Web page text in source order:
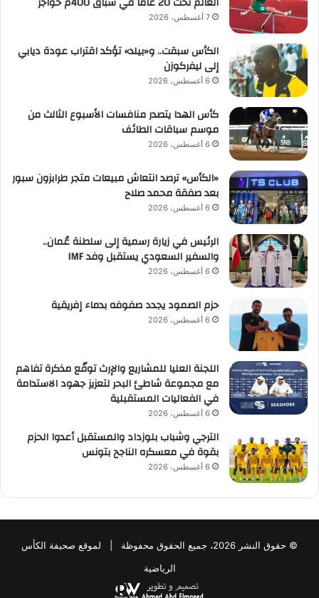
7 أغسطس، 2026
الكأس سبقت.. و«بيلد» تؤكد اقتراب عودة ديابي
إلى ليفركوزن
6 أغسطس، 2026
كأس الهدا يتصدر منافسات الأسبوع الثالث من
موسم سباقات الطائف
6 أغسطس، 2026
«الكأس» ترصد انتعاش مبيعات متجر طرابزون سبور
بعد صفقة محمد صلاح
6 أغسطس، 2026
الرئيس في زيارة رسمية إلى سلطنة عُمان..
والسفير السعودي يستقبل وفد IMF
6 أغسطس، 2026
حزم الصمود يجدد صفوفه بدماء إفريقية
6 أغسطس، 2026
اللجنة العليا للمشاريع والإرث توقّع مذكرة تفاهم
مع مجموعة شاطئ البحر لتعزيز جهود الاستدامة
في الفعاليات المستقبلية
6 أغسطس، 2026
الترجي وشباب بلوزداد والمستقبل أعدوا الحزم
بقوة في معسكره الناجح بتونس
6 أغسطس، 2026
© حقوق النشر 2026، جميع الحقوق محفوظة | لموقع صحيفة الكأس
الرياضية